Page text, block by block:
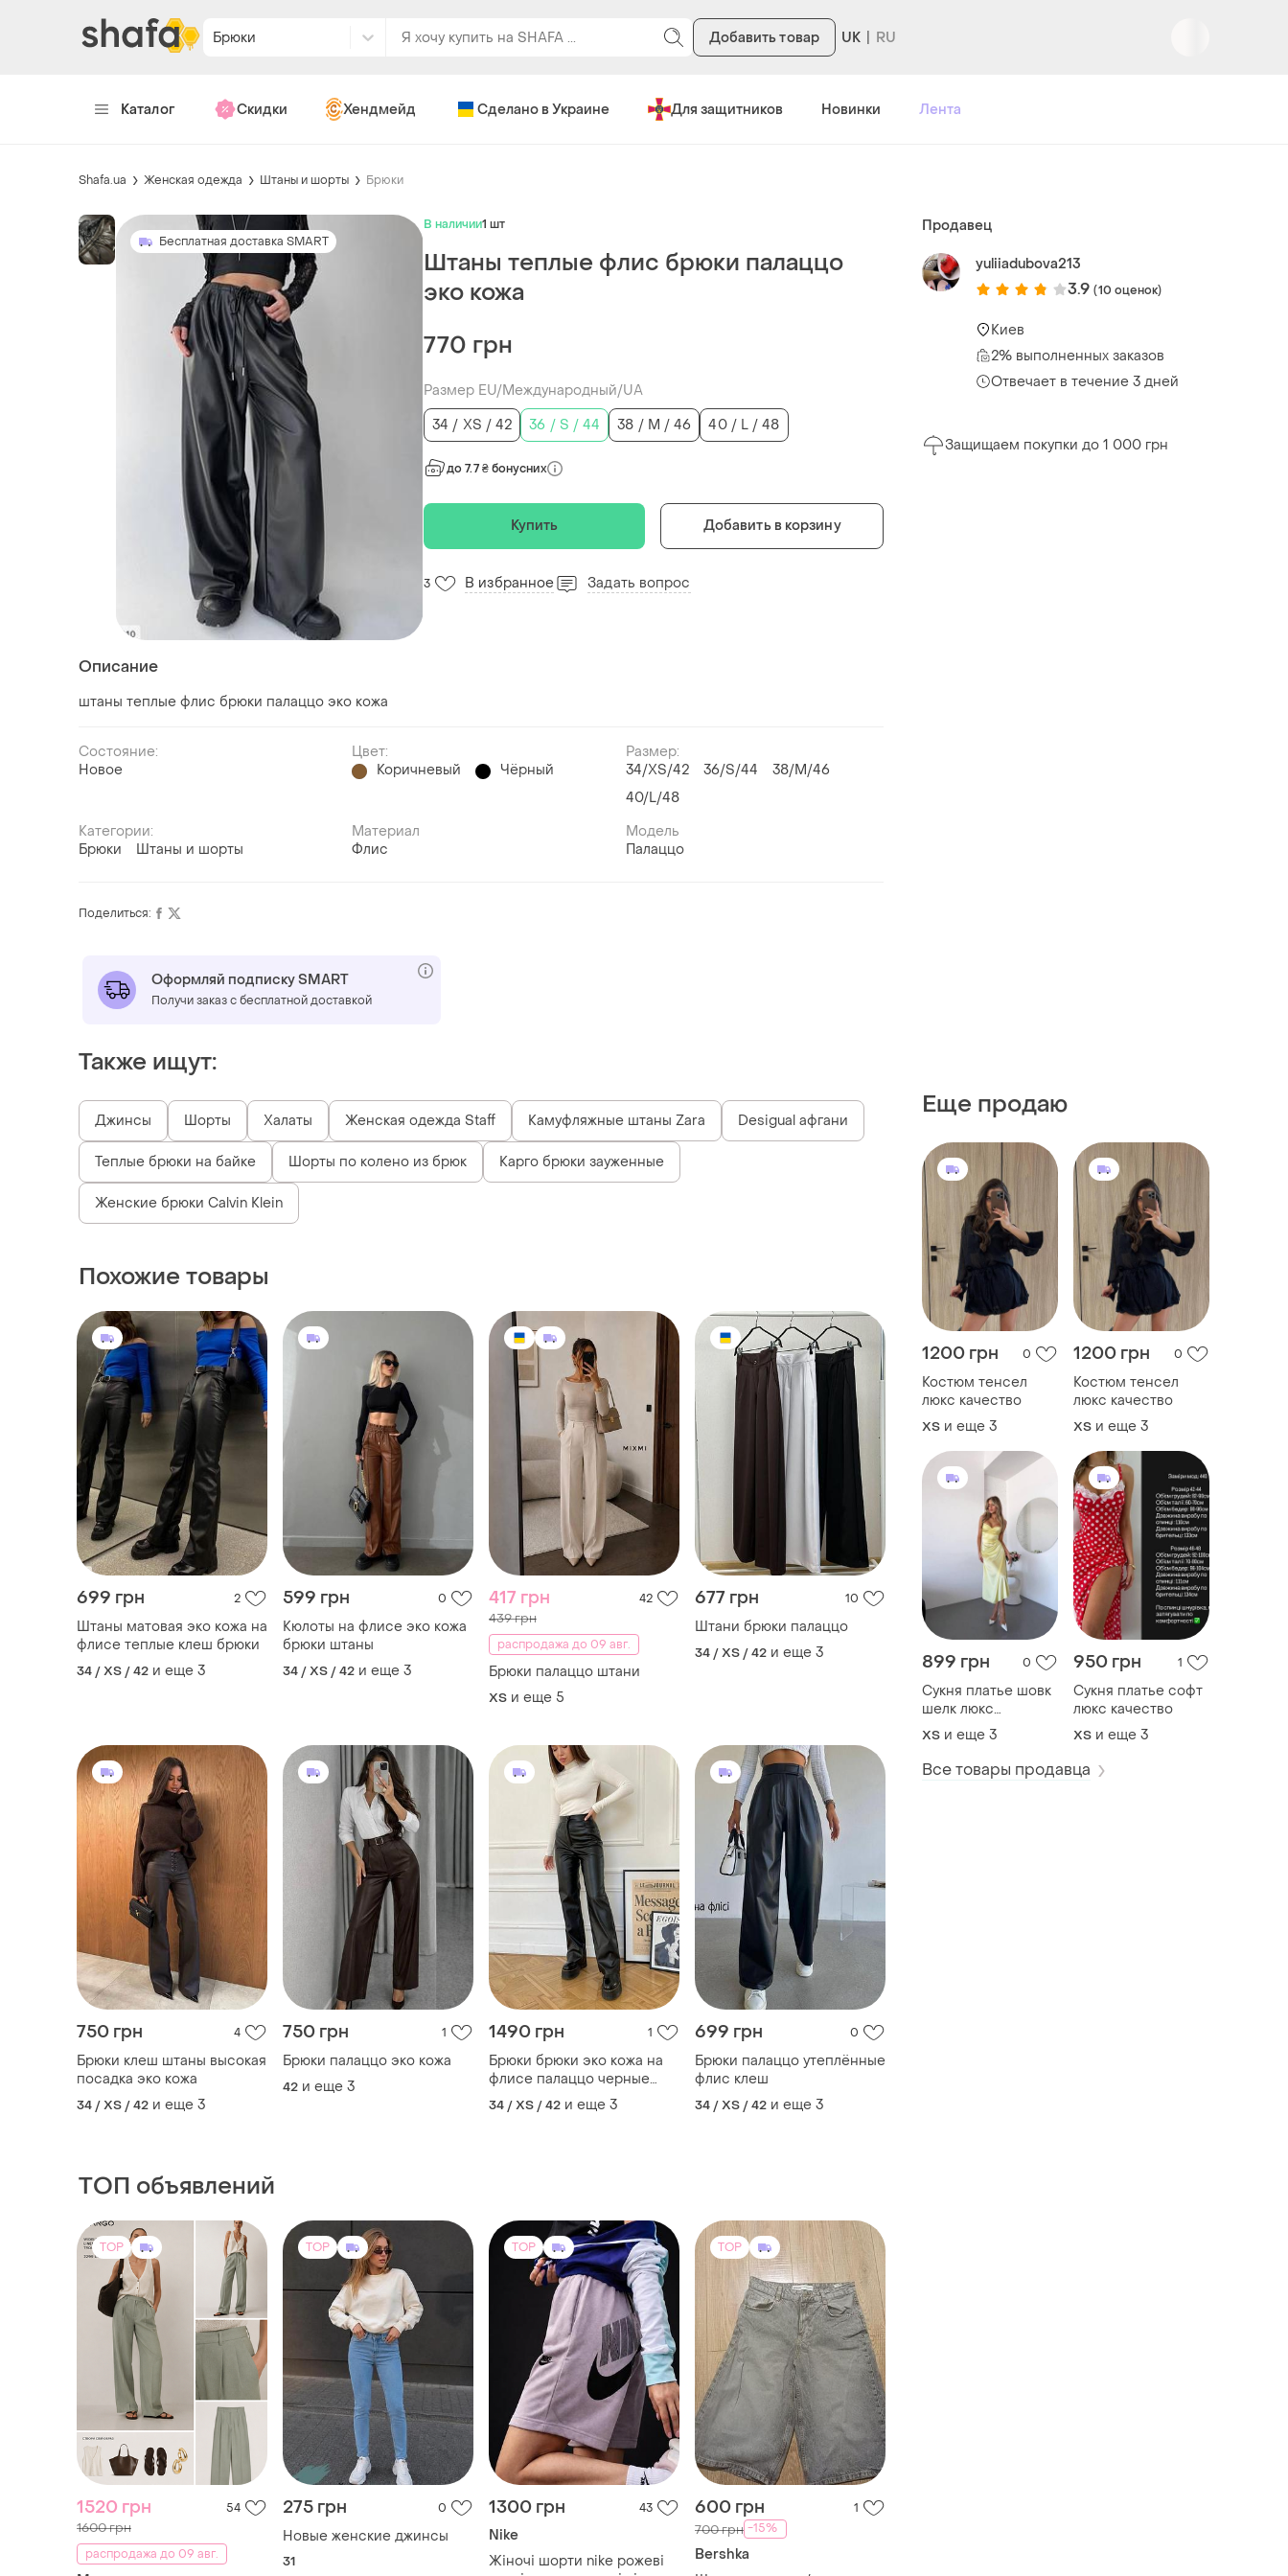
Брюки Добавить товар UK
Каталог Скидки Хендмейд Сделано в Украине Для защитников Новинки Лента
Shafa.ua Женская одежда Штаны и шорты Брюки
Бесплатная доставка SMART
В наличии1 шт
Штаны теплые флис брюки палаццо
эко кожа
770 грн
Размер EU/Международный/UA
34 / XS / 42
36 / S / 44 38 / M / 46 40 / L / 48
до 7.7 ₴ бонусних
Купить Добавить в корзину
3 В избранное Задать вопрос
Описание
штаны теплые флис брюки палаццо эко кожа
Состояние:
Новое
Цвет:
Коричневый
Чёрный
Размер:
34/XS/42
36/S/44
38/M/46
40/L/48
Категории:
Брюки
Штаны и шорты
Материал
Флис
Модель
Палаццо
Продавец
yuliiadubova213
3.9 (10 оценок)
Киев
2% выполненных заказов
Отвечает в течение 3 дней
Защищаем покупки до 1 000 грн
Еще продаю
1200 грн 0
Костюм тенсел
люкс качество
ХS и еще 3
1200 грн 0
Костюм тенсел
люкс качество
ХS и еще 3
899 грн 0
Сукня платье шовк
шелк люкс
качество
ХS и еще 3
950 грн 1
Сукня платье софт
люкс качество
ХS и еще 3
Все товары продавца
Поделиться:
Оформляй подписку SMART
Получи заказ с бесплатной доставкой
Также ищут:
Джинсы Шорты Халаты Женская одежда Staff Камуфляжные штаны Zara Desigual афгани
Теплые брюки на байке Шорты по колено из брюк Карго брюки зауженные
Женские брюки Calvin Klein
Похожие товары
699 грн 2
Штаны матовая эко кожа на
флисе теплые клеш брюки
34 / XS / 42 и еще 3
599 грн 0
Кюлоты на флисе эко кожа
брюки штаны
34 / XS / 42 и еще 3
417 грн 42
439 грн
распродажа до 09 авг.
Брюки палаццо штани
ХS и еще 5
677 грн 10
Штани брюки палаццо
34 / XS / 42 и еще 3
750 грн 4
Брюки клеш штаны высокая
посадка эко кожа
34 / XS / 42 и еще 3
750 грн 1
Брюки палаццо эко кожа
42 и еще 3
1490 грн 1
Брюки брюки эко кожа на
флисе палаццо черные
мокко
34 / XS / 42 и еще 3
699 грн 0
Брюки палаццо утеплённые
флис клеш
34 / XS / 42 и еще 3
ТОП объявлений
TOP
1520 грн 54
1600 грн
распродажа до 09 авг.
TOP
275 грн 0
Новые женские джинсы
31
TOP
1300 грн 43
Nike
Жіночі шорти nike рожеві
TOP
600 грн 1
700 грн -15%
Bershka